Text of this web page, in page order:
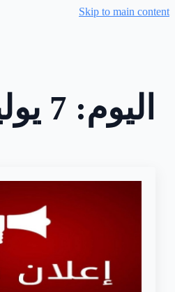
Skip to main content
اليوم: 7 يوليو، 2026